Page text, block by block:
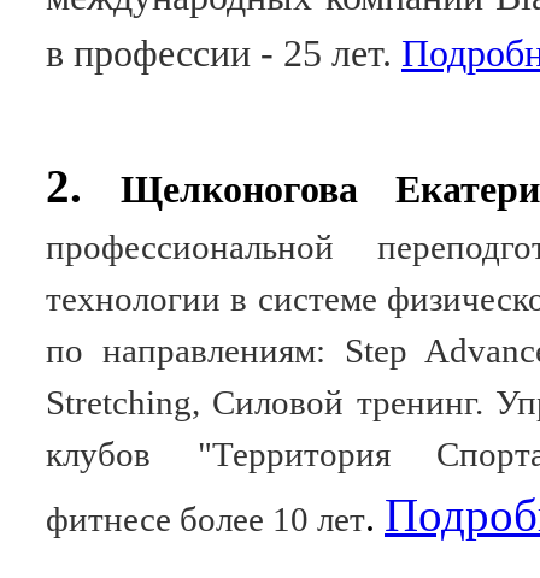
в профессии - 25 лет.
2.Щелконогова
профессиональной
технологии в системе
по направлениям: Step
Stretching, Силовой тренинг.
клубов "Территория
фитнесе более 10 лет.